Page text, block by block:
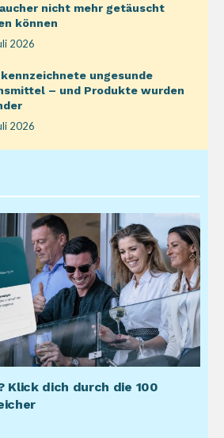
nicht mehr getäuscht
können
2026
ungesunde
– und Produkte wurden
2026
Klick dich durch die 100